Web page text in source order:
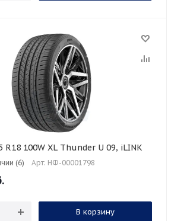
45 R18 100W XL Thunder U 09, iLINK
(6) Арт: НФ-00001798
В корзину